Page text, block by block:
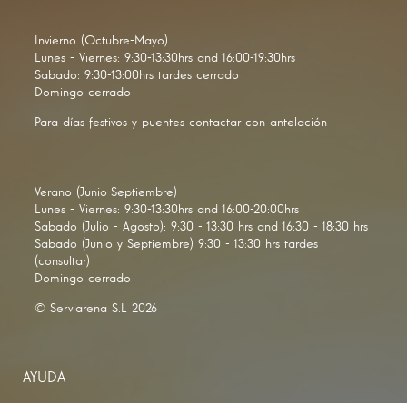
Invierno (Octubre-Mayo)
Lunes - Viernes: 9:30-13:30hrs and 16:00-19:30hrs
Sabado: 9:30-13:00hrs tardes cerrado
Domingo cerrado
Para días festivos y puentes contactar con antelación
Verano (Junio-Septiembre)
Lunes - Viernes: 9:30-13:30hrs and 16:00-20:00hrs
Sabado (Julio - Agosto): 9:30 - 13:30 hrs and 16:30 - 18:30 hrs
Sabado (Junio y Septiembre) 9:30 - 13:30 hrs tardes
(consultar)
Domingo cerrado
© Serviarena S.L 2026
AYUDA